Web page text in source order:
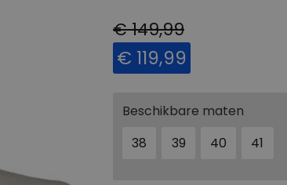
€ 149,99
€ 119,99
Beschikbare maten
38
39 40 41